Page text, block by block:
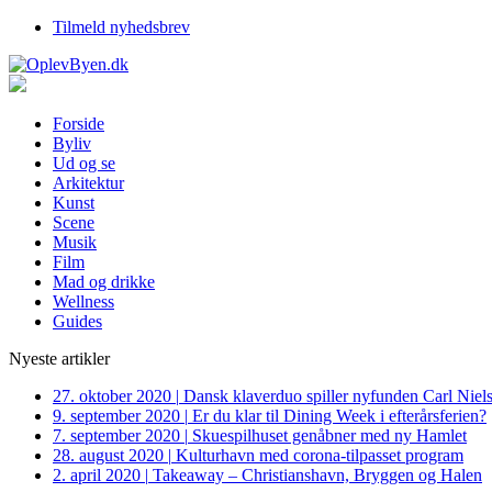
Tilmeld nyhedsbrev
Forside
Byliv
Ud og se
Arkitektur
Kunst
Scene
Musik
Film
Mad og drikke
Wellness
Guides
Nyeste artikler
27. oktober 2020 | Dansk klaverduo spiller nyfunden Carl
9. september 2020 | Er du klar til Dining Week i efterårsferien?
7. september 2020 | Skuespilhuset genåbner med ny Hamlet
28. august 2020 | Kulturhavn med corona-tilpasset program
2. april 2020 | Takeaway – Christianshavn, Bryggen og Halen